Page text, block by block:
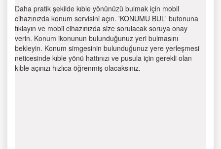
Daha pratik şekilde kıble yönünüzü bulmak için mobil
cihazınızda konum servisini açın. 'KONUMU BUL' butonuna
tıklayın ve mobil cihazınızda size sorulacak soruya onay
verin. Konum ikonunun bulunduğunuz yeri bulmasını
bekleyin. Konum simgesinin bulunduğunuz yere yerleşmesi
neticesinde kıble yönü hattınızı ve pusula için gerekli olan
kıble açınızı hızlıca öğrenmiş olacaksınız.